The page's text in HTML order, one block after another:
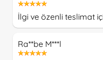
İlgi ve özenli teslimat
Ra**be M***l